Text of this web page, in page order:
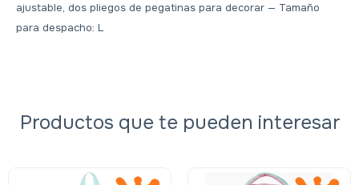
ajustable, dos pliegos de pegatinas para decorar — Tamaño
para despacho: L
Productos que te pueden interesar